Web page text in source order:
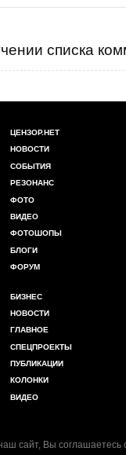
списка
ЦЕНЗОР.НЕТ
НОВОСТИ
СОБЫТИЯ
РЕЗОНАНС
ФОТО
ВИДЕО
ФОТОШОПЫ
БЛОГИ
ФОРУМ
БИЗНЕС
НОВОСТИ
ГЛАВНОЕ
СПЕЦПРОЕКТЫ
ПУБЛИКАЦИИ
КОЛОНКИ
ВИДЕО
сайт, Вы соглашаетесь